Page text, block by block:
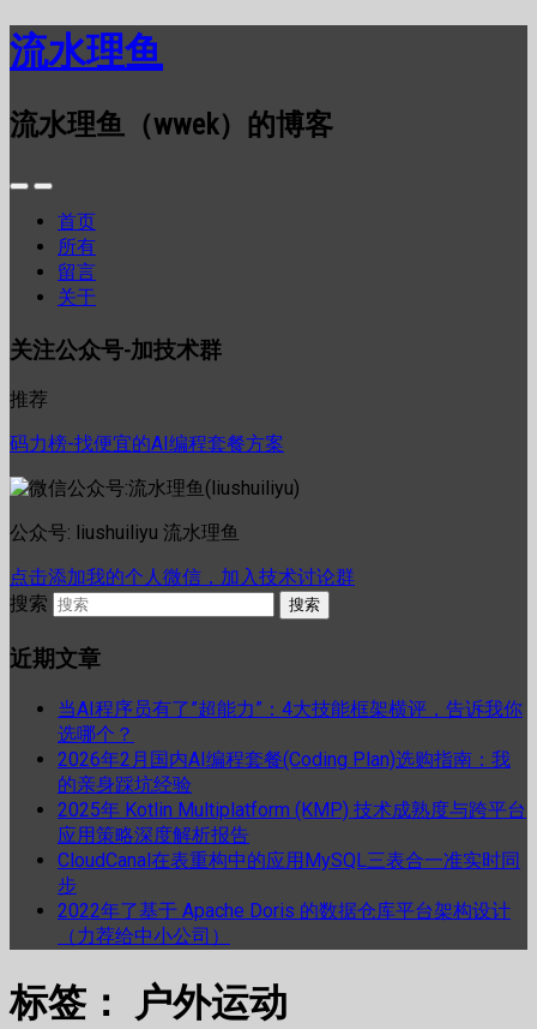
流水理鱼
流水理鱼（wwek）的博客
首页
所有
留言
关于
关注公众号-加技术群
推荐
码力榜-找便宜的AI编程套餐方案
公众号: liushuiliyu 流水理鱼
点击添加我的个人微信，加入技术讨论群
搜索
近期文章
当AI程序员有了”超能力”：4大技能框架横评，告诉我你
选哪个？
2026年2月国内AI编程套餐(Coding Plan)选购指南：我
的亲身踩坑经验
2025年 Kotlin Multiplatform (KMP) 技术成熟度与跨平台
应用策略深度解析报告
CloudCanal在表重构中的应用MySQL三表合一准实时同
步
2022年了基于 Apache Doris 的数据仓库平台架构设计
（力荐给中小公司）
标签： 户外运动